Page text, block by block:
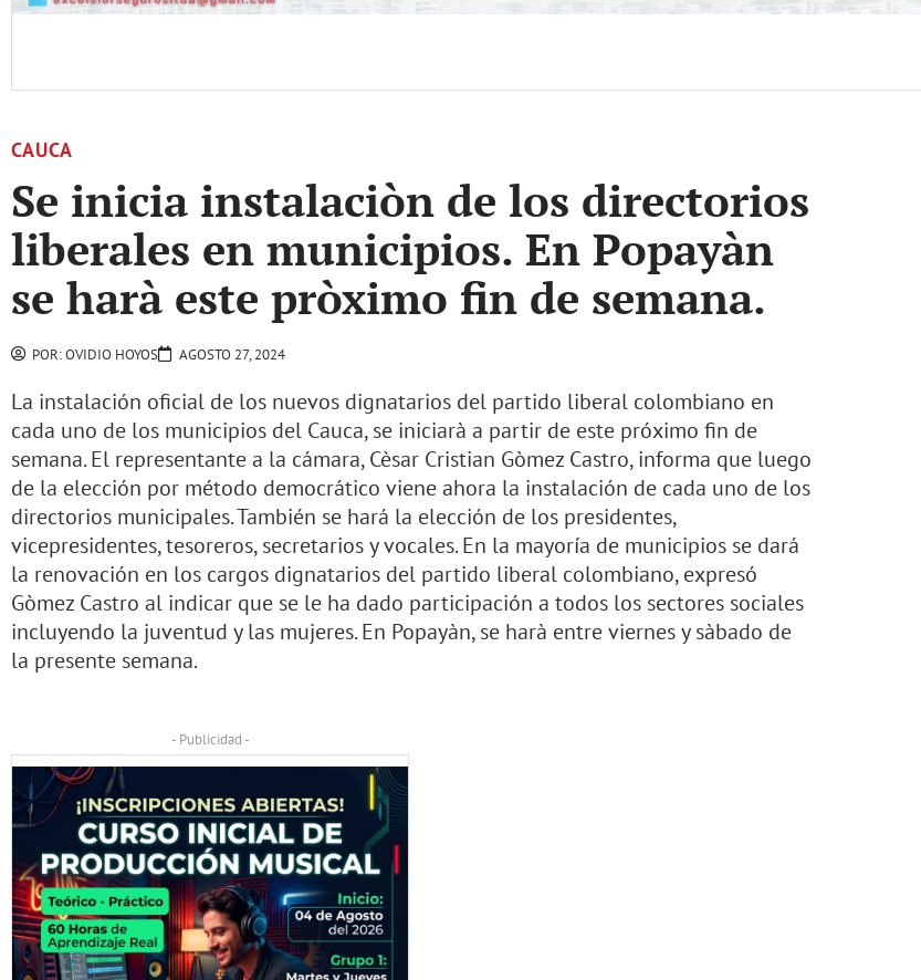
CAUCA
Se inicia instalaciòn de los directorios
liberales en municipios. En Popayàn
se harà este pròximo fin de semana.
POR:OVIDIO HOYOS AGOSTO 27, 2024
La instalación oficial de los nuevos dignatarios del partido liberal colombiano en
cada uno de los municipios del Cauca, se iniciarà a partir de este próximo fin de
semana. El representante a la cámara, Cèsar Cristian Gòmez Castro, informa que luego
de la elección por método democrático viene ahora la instalación de cada uno de los
directorios municipales. También se hará la elección de los presidentes,
vicepresidentes, tesoreros, secretarios y vocales. En la mayoría de municipios se dará
la renovación en los cargos dignatarios del partido liberal colombiano, expresó
Gòmez Castro al indicar que se le ha dado participación a todos los sectores sociales
incluyendo la juventud y las mujeres. En Popayàn, se harà entre viernes y sàbado de
la presente semana.
- Publicidad -